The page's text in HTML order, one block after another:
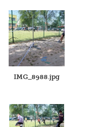
IMG_8988.jpg